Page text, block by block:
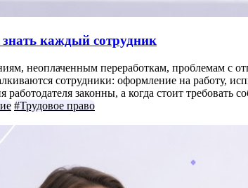
каждый сотрудник
неоплаченным переработкам, проблемам с
сотрудники: оформление на работу,
законны, а когда стоит требовать
#Трудовое право